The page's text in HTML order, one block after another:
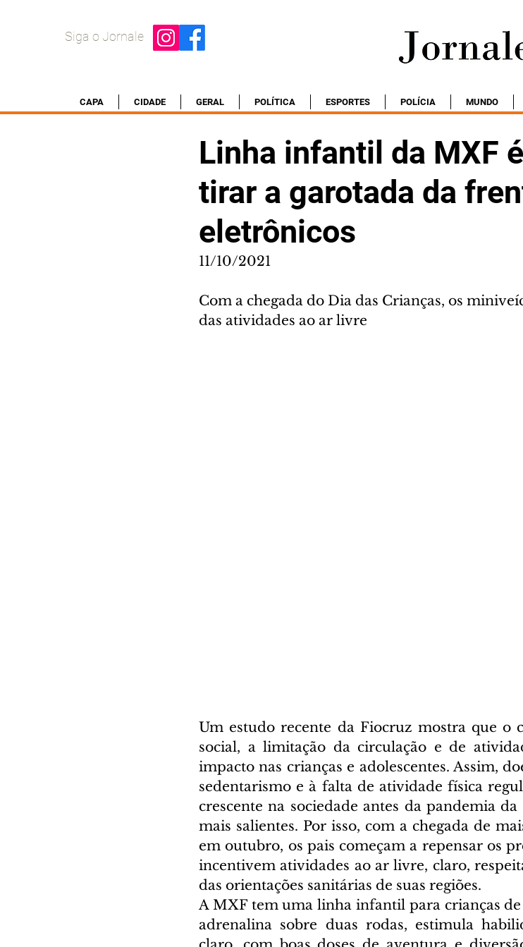
Siga o Jornale
CAPA CIDADE GERAL POLÍTICA ESPORTES POLÍCIA MUNDO
Linha infantil da MXF
tirar a garotada da
eletrônicos
11/10/2021
Com a chegada do Dia das Crianças, os
das atividades ao ar livre
Um estudo recente da Fiocruz mostra que o
social, a limitação da circulação e de
impacto nas crianças e adolescentes. Assim,
sedentarismo e à falta de atividade física
crescente na sociedade antes da pandemia
mais salientes. Por isso, com a chegada de
em outubro, os pais começam a repensar os
incentivem atividades ao ar livre, claro,
das orientações sanitárias de suas regiões.
A MXF tem uma linha infantil para crianças de
adrenalina sobre duas rodas, estimula